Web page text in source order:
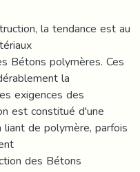
la tendance est au
Bétons polymères. Ces
la
exigences des
est constitué d'une
de polymère, parfois
des Bétons